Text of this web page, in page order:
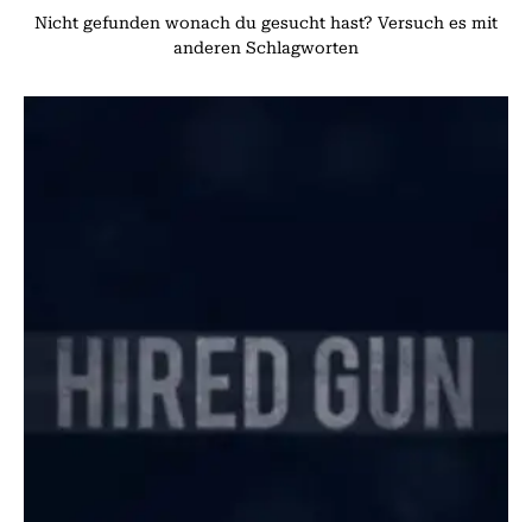
Nicht gefunden wonach du gesucht hast? Versuch es mit
anderen Schlagworten